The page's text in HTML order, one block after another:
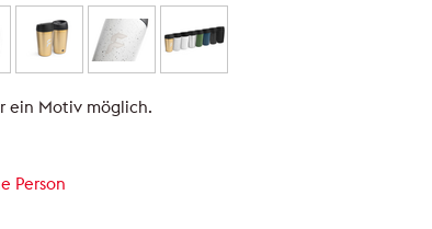
ein Motiv möglich.
Person